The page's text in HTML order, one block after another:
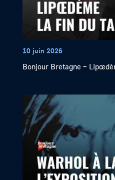
10 juin 2026
Bonjour Bretagne –